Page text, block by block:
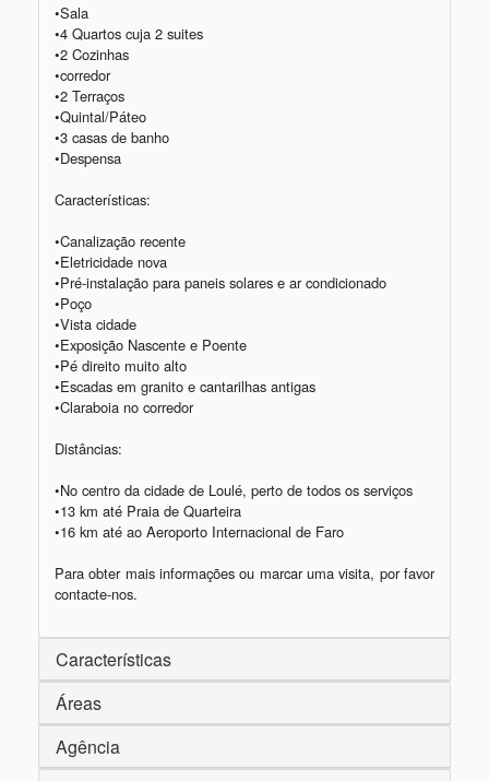
•Sala
•4 Quartos cuja 2 suites
•2 Cozinhas
•corredor
•2 Terraços
•Quintal/Páteo
•3 casas de banho
•Despensa
Características:
•Canalização recente
•Eletricidade nova
•Pré-instalação para paneis solares e ar condicionado
•Poço
•Vista cidade
•Exposição Nascente e Poente
•Pé direito muito alto
•Escadas em granito e cantarilhas antigas
•Claraboia no corredor
Distâncias:
•No centro da cidade de Loulé, perto de todos os serviços
•13 km até Praia de Quarteira
•16 km até ao Aeroporto Internacional de Faro
Para obter mais informações ou marcar uma visita, por favor
Características
Áreas
Agência